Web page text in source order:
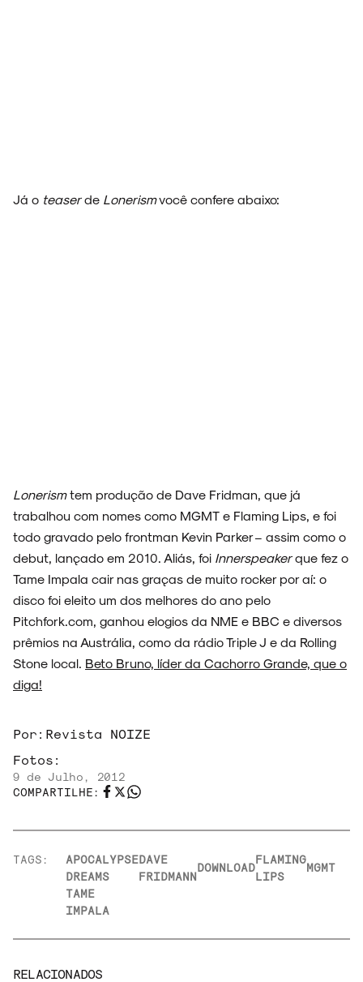
Já o teaserde Lonerismvocê confere abaixo:
Lonerismtem produção de Dave Fridman, que já
trabalhou com nomes como MGMT e Flaming Lips, e foi
todo gravado pelo frontman Kevin Parker – assim como o
debut, lançado em 2010. Aliás, foi Innerspeakerque fez o
Tame Impala cair nas graças de muito rocker por aí: o
disco foi eleito um dos melhores do ano pelo
Pitchfork.com, ganhou elogios da NME e BBC e diversos
prêmios na Austrália, como da rádio Triple J e da Rolling
Stone local. Beto Bruno, líder da Cachorro Grande, que o
diga!
Por: Revista NOIZE
Fotos:
9 de Julho, 2012
COMPARTILHE:
TAGS:
APOCALYPSE
DREAMS
DAVE
FRIDMANN
DOWNLOAD
FLAMING
LIPS
MGMT
TAME
IMPALA
RELACIONADOS